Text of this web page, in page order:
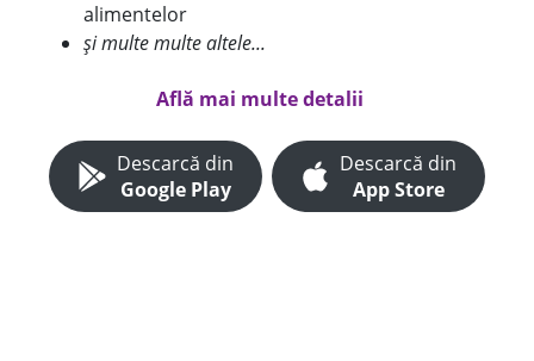
alimentelor
și multe multe altele...
Află mai multe detalii
Descarcă din
Google Play
Descarcă din
App Store